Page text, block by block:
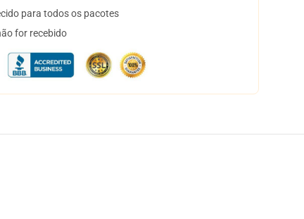
para todos os pacotes
for recebido